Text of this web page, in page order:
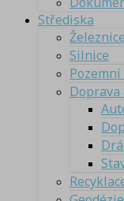
Střediska
Železnice
Silnice
Doprava